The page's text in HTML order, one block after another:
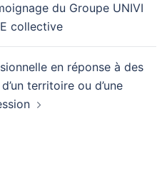
du Groupe UNIVI
collective
en réponse à des
territoire ou d’une